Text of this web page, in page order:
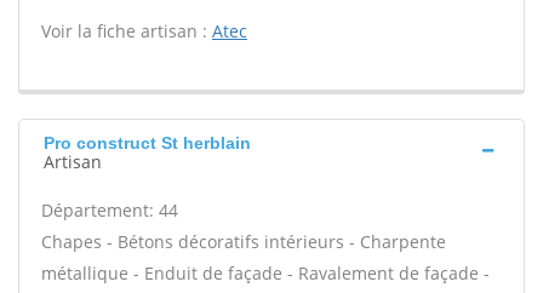
Voir la fiche artisan : Atec
Pro construct St herblain
Artisan
Département: 44
Chapes - Bétons décoratifs intérieurs - Charpente
métallique - Enduit de façade - Ravalement de façade -